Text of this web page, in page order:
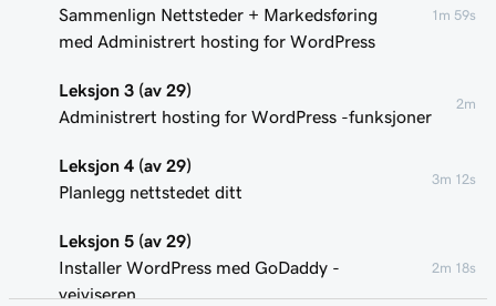
Sammenlign Nettsteder + Markedsføring
med Administrert hosting for WordPress
1m 59s
Leksjon 3 (av 29)
Administrert hosting for WordPress -funksjoner
2m
Leksjon 4 (av 29)
Planlegg nettstedet ditt
3m 12s
Leksjon 5 (av 29)
Installer WordPress med GoDaddy -
veiviseren
2m 18s